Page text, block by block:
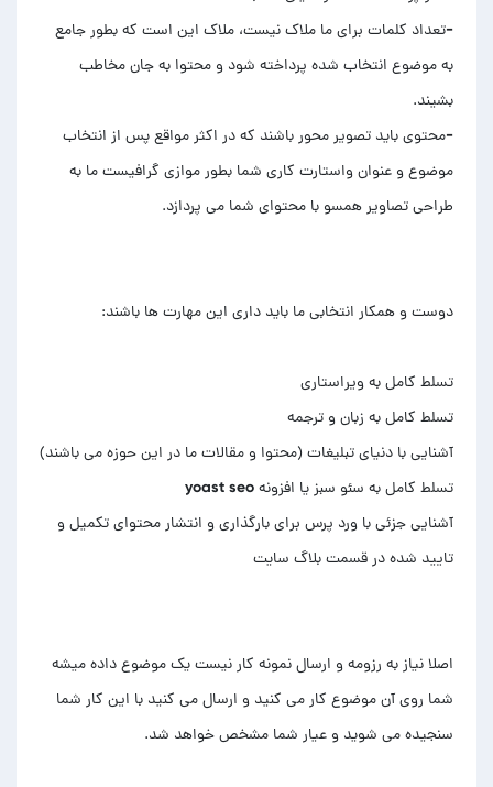
-‏تعداد کلمات برای ما ملاک نیست، ملاک این است که بطور جامع
به موضوع انتخاب شده پرداخته شود و محتوا به جان مخاطب
-‏محتوی باید تصویر محور باشند که در اکثر مواقع پس از انتخاب
موضوع و عنوان واستارت کاری شما بطور موازی گرافیست ما به
آشنایی جزئی با ورد پرس برای بارگذاری و انتشار محتوای تکمیل و
اصلا نیاز به رزومه و ارسال نمونه کار نیست یک موضوع داده میشه
شما روی آن موضوع کار می کنید و ارسال می کنید با این کار شما